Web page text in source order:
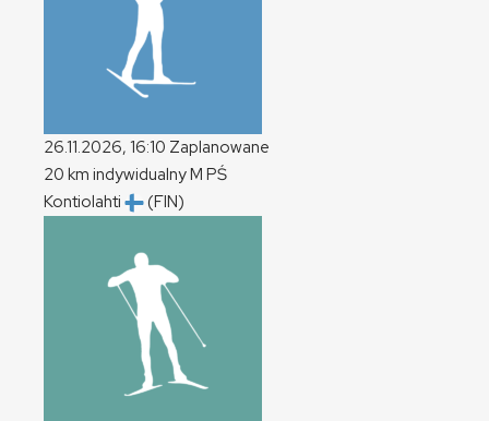
26.11.2026, 16:10 Zaplanowane
20 km indywidualnyM PŚ
Kontiolahti
(FIN)